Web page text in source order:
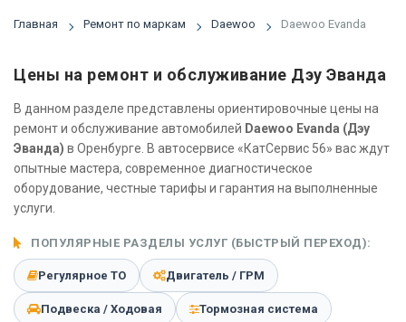
Главная Ремонт по маркам Daewoo Daewoo Evanda
Цены на ремонт и обслуживание Дэу Эванда
В данном разделе представлены ориентировочные цены на
ремонт и обслуживание автомобилей Daewoo Evanda (Дэу
Эванда) в Оренбурге. В автосервисе «КатСервис 56» вас ждут
опытные мастера, современное диагностическое
оборудование, честные тарифы и гарантия на выполненные
услуги.
ПОПУЛЯРНЫЕ РАЗДЕЛЫ УСЛУГ (БЫСТРЫЙ ПЕРЕХОД):
Регулярное ТО Двигатель / ГРМ
Подвеска / Ходовая Тормозная система